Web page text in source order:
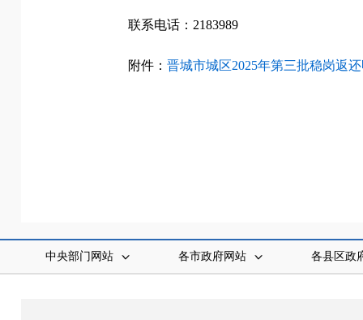
联系电话：2183989
附件： 晋城市城区2025年第三批稳岗返
中央部门网站 各市政府网站 各县区政